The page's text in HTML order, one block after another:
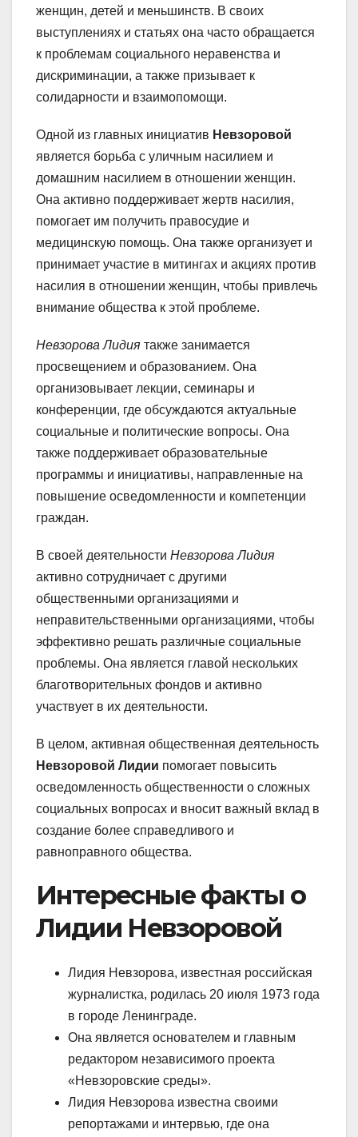
женщин, детей и меньшинств. В своих
выступлениях и статьях она часто обращается
к проблемам социального неравенства и
дискриминации, а также призывает к
солидарности и взаимопомощи.
Одной из главных инициатив Невзоровой
является борьба с уличным насилием и
домашним насилием в отношении женщин.
Она активно поддерживает жертв насилия,
помогает им получить правосудие и
медицинскую помощь. Она также организует и
принимает участие в митингах и акциях против
насилия в отношении женщин, чтобы привлечь
внимание общества к этой проблеме.
Невзорова Лидия также занимается
просвещением и образованием. Она
организовывает лекции, семинары и
конференции, где обсуждаются актуальные
социальные и политические вопросы. Она
также поддерживает образовательные
программы и инициативы, направленные на
повышение осведомленности и компетенции
граждан.
В своей деятельности Невзорова Лидия
активно сотрудничает с другими
общественными организациями и
неправительственными организациями, чтобы
эффективно решать различные социальные
проблемы. Она является главой нескольких
благотворительных фондов и активно
участвует в их деятельности.
В целом, активная общественная деятельность
Невзоровой Лидии помогает повысить
осведомленность общественности о сложных
социальных вопросах и вносит важный вклад в
создание более справедливого и
равноправного общества.
Интересные факты о
Лидии Невзоровой
Лидия Невзорова, известная российская
журналистка, родилась 20 июля 1973 года
в городе Ленинграде.
Она является основателем и главным
редактором независимого проекта
«Невзоровские среды».
Лидия Невзорова известна своими
репортажами и интервью, где она